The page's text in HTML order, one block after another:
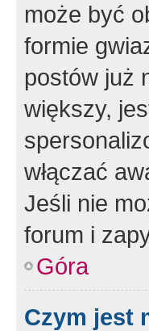
może być
formie
postów już
większy,
włączać
Jeśli nie
forum i
Góra
Czym jest